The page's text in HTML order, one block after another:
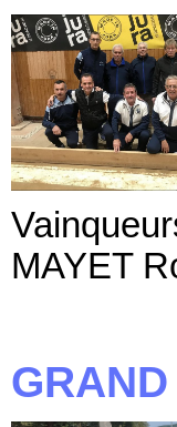
MAYET